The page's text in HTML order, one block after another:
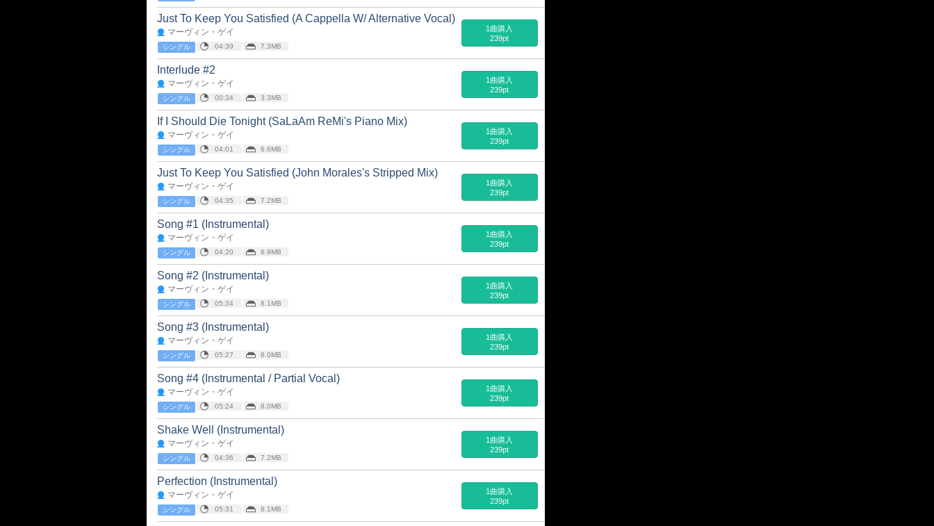
Just To Keep You Satisfied (A Cappella W/ Alternative Vocal)
マーヴィン・ゲイ
シングル 04:39 7.3MB
1曲購入
239pt
Interlude #2
マーヴィン・ゲイ
シングル 00:34 3.3MB
1曲購入
239pt
If I Should Die Tonight (SaLaAm ReMi's Piano Mix)
マーヴィン・ゲイ
シングル 04:01 6.6MB
1曲購入
239pt
Just To Keep You Satisfied (John Morales's Stripped Mix)
マーヴィン・ゲイ
シングル 04:35 7.2MB
1曲購入
239pt
Song #1 (Instrumental)
マーヴィン・ゲイ
シングル 04:20 6.9MB
1曲購入
239pt
Song #2 (Instrumental)
マーヴィン・ゲイ
シングル 05:34 8.1MB
1曲購入
239pt
Song #3 (Instrumental)
マーヴィン・ゲイ
シングル 05:27 8.0MB
1曲購入
239pt
Song #4 (Instrumental / Partial Vocal)
マーヴィン・ゲイ
シングル 05:24 8.0MB
1曲購入
239pt
Shake Well (Instrumental)
マーヴィン・ゲイ
シングル 04:36 7.2MB
1曲購入
239pt
Perfection (Instrumental)
マーヴィン・ゲイ
シングル 05:31 8.1MB
1曲購入
239pt